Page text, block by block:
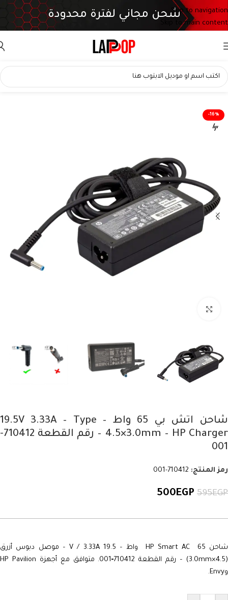
Skip to navigation
Skip to main content
شحن مجاني لفترة محدودة
-16%
شاحن اتش بي 65 واط – 19.5V 3.33A – Type
4.5×3.0mm – HP Charger – رقم القطعة 710412-
001
رمز المنتج: 710412-001
595EGP
500EGP
شاحن HP Smart AC 65 واط – 19.5 V / 3.33A – موصل دبوس أزرق
(4.5×3.0mm) – رقم القطعة 710412‑001. متوافق مع أجهزة HP Pavilion
وEnvy.